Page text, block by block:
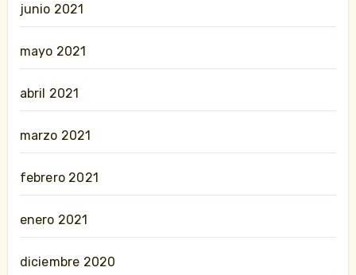
junio 2021
mayo 2021
abril 2021
marzo 2021
febrero 2021
enero 2021
diciembre 2020